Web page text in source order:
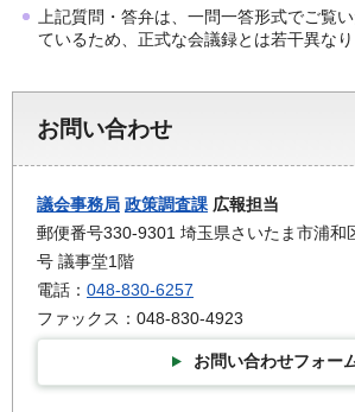
上記質問・答弁は、一問一答形式でご覧
ているため、正式な会議録とは若干異なり
お問い合わせ
議会事務局 政策調査課 広報担当
郵便番号330-9301 埼玉県さいたま市浦和
号 議事堂1階
電話： 048-830-6257
ファックス：048-830-4923
お問い合わせフォー